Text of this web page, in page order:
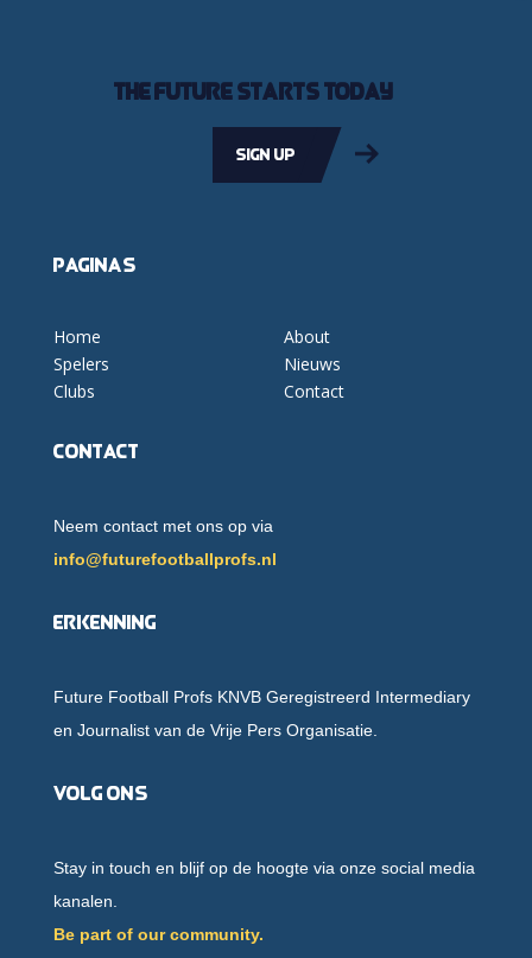
The future starts today
Sign up
Pagina's
Home
Spelers
Clubs
About
Nieuws
Contact
Contact
Neem contact met ons op via
info@futurefootballprofs.nl
Erkenning
Future Football Profs KNVB Geregistreerd Intermediary
en Journalist van de Vrije Pers Organisatie.
Volg ons
Stay in touch en blijf op de hoogte via onze social media
kanalen.
Be part of our community.